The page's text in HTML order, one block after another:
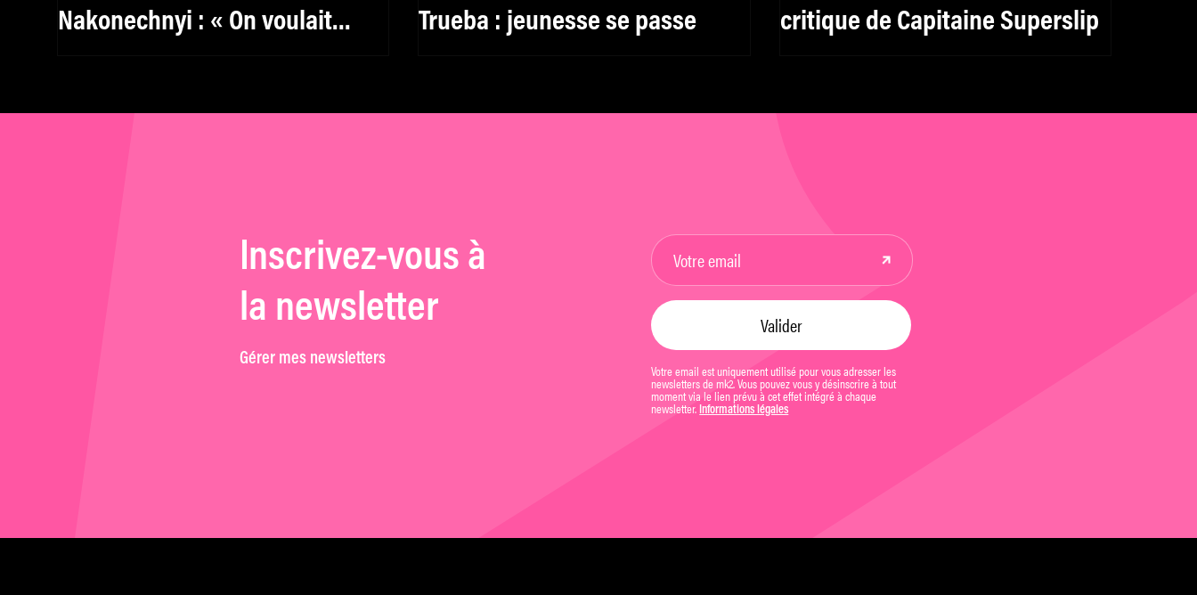
Nakonechnyi : « On voulait
Trueba : jeunesse se passe
critique de Capitaine Superslip
Inscrivez-vous à
la newsletter
Gérer mes newsletters
Votre email est uniquement utilisé pour vous adresser les
newsletters de mk2. Vous pouvez vous y désinscrire à tout
moment via le lien prévu à cet effet intégré à chaque
newsletter. Informations légales